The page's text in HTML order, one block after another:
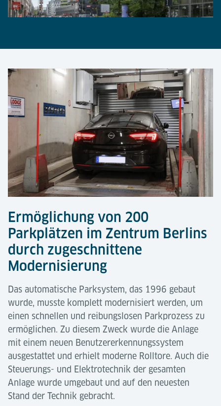
Ermöglichung von 200
Parkplätzen im Zentrum Berlins
durch zugeschnittene
Modernisierung
Das automatische Parksystem, das 1996 gebaut
wurde, musste komplett modernisiert werden, um
einen schnellen und reibungslosen Parkprozess zu
ermöglichen. Zu diesem Zweck wurde die Anlage
mit einem neuen Benutzererkennungssystem
ausgestattet und erhielt moderne Rolltore. Auch die
Steuerungs- und Elektrotechnik der gesamten
Anlage wurde umgebaut und auf den neuesten
Stand der Technik gebracht.